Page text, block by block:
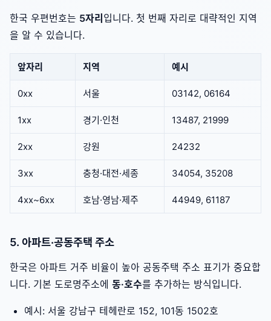
한국 우편번호는 5자리입니다. 첫 번째 자리로 대략적인 지역
을 알 수 있습니다.
앞자리 지역 예시
0xx 서울 03142, 06164
1xx 경기·인천 13487, 21999
2xx 강원 24232
3xx 충청·대전·세종 34054, 35208
4xx~6xx 호남·영남·제주 44949, 61187
5. 아파트·공동주택 주소
한국은 아파트 거주 비율이 높아 공동주택 주소 표기가 중요합
니다. 기본 도로명주소에 동·호수를 추가하는 방식입니다.
예시: 서울 강남구 테헤란로 152, 101동 1502호